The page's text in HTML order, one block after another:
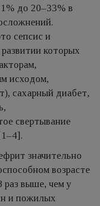
до 20–33% в
сепсис и
которых
исходом,
сахарный диабет,
свертывание
значительно
возрасте
раз выше, чем у
и пожилых